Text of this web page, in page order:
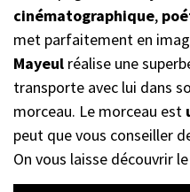
cinématographique,
met parfaitement en
Mayeul réalise une
transporte avec lui dans
morceau. Le morceau est
peut que vous conseiller
On vous laisse découvrir